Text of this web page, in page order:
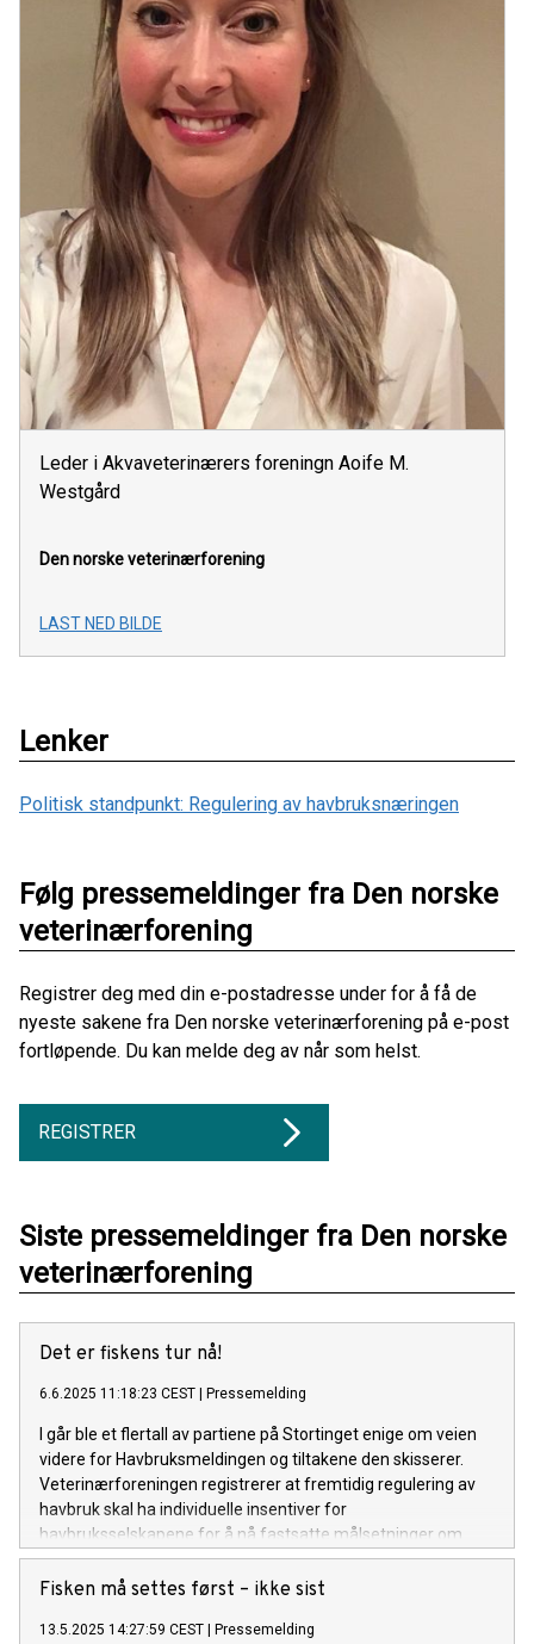
Leder i Akvaveterinærers foreningn Aoife M.
Westgård
Den norske veterinærforening
LAST NED BILDE
Lenker
Politisk standpunkt: Regulering av havbruksnæringen
Følg pressemeldinger fra Den norske
veterinærforening
Registrer deg med din e-postadresse under for å få de
nyeste sakene fra Den norske veterinærforening på e-post
fortløpende. Du kan melde deg av når som helst.
REGISTRER
Siste pressemeldinger fra Den norske
veterinærforening
Det er fiskens tur nå!
6.6.2025 11:18:23 CEST Pressemelding
I går ble et flertall av partiene på Stortinget enige om veien
videre for Havbruksmeldingen og tiltakene den skisserer.
Veterinærforeningen registrerer at fremtidig regulering av
havbruk skal ha individuelle insentiver for
havbruksselskapene for å nå fastsatte målsetninger om
bedre fiskevelferd og redusert dødelighet.
Fisken må settes først – ikke sist
13.5.2025 14:27:59 CEST Pressemelding